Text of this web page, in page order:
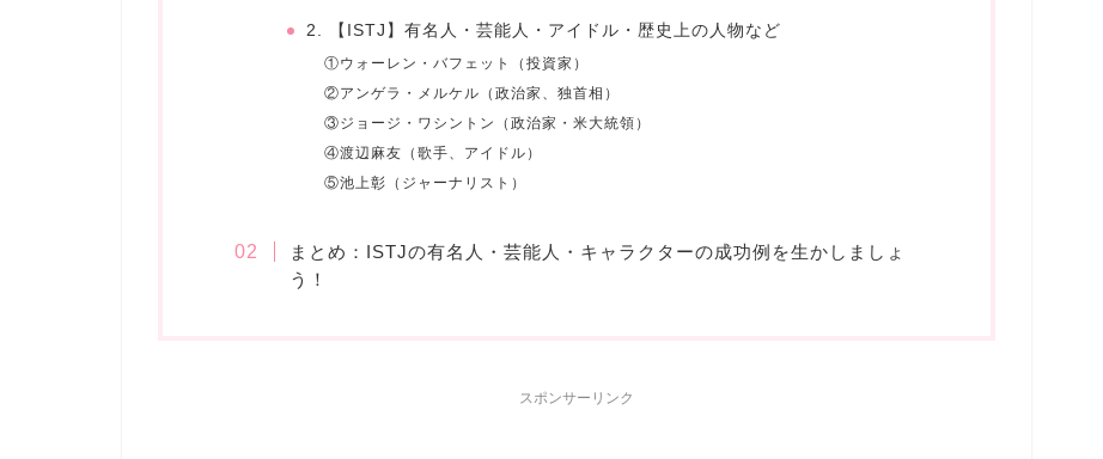
2. 【ISTJ】有名人・芸能人・アイドル・歴史上の人物など
①ウォーレン・バフェット（投資家）
②アンゲラ・メルケル（政治家、独首相）
③ジョージ・ワシントン（政治家・米大統領）
④渡辺麻友（歌手、アイドル）
⑤池上彰（ジャーナリスト）
まとめ：ISTJの有名人・芸能人・キャラクターの成功例を生かしましょ
う！
スポンサーリンク